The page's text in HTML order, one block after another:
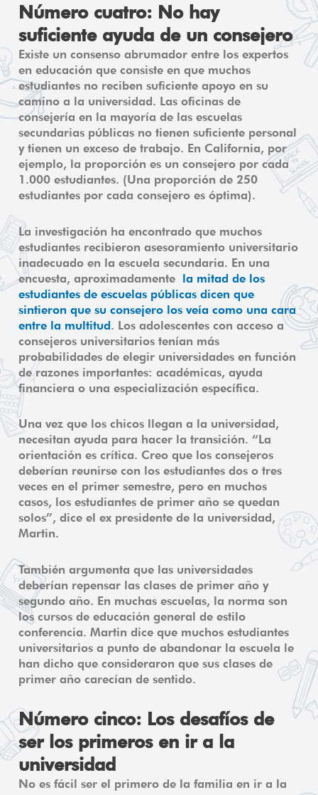
Número cuatro: No hay
suficiente ayuda de un consejero
Existe un consenso abrumador entre los expertos
en educación que consiste en que muchos
estudiantes no reciben suficiente apoyo en su
camino a la universidad. Las oficinas de
consejería en la mayoría de las escuelas
secundarias públicas no tienen suficiente personal
y tienen un exceso de trabajo. En California, por
ejemplo, la proporción es un consejero por cada
1.000 estudiantes. (Una proporción de 250
estudiantes por cada consejero es óptima).
La investigación ha encontrado que muchos
estudiantes recibieron asesoramiento universitario
inadecuado en la escuela secundaria. En una
encuesta, aproximadamente la mitad de los
estudiantes de escuelas públicas dicen que
sintieron que su consejero los veía como una cara
entre la multitud. Los adolescentes con acceso a
consejeros universitarios tenían más
probabilidades de elegir universidades en función
de razones importantes: académicas, ayuda
financiera o una especialización específica.
Una vez que los chicos llegan a la universidad,
necesitan ayuda para hacer la transición. “La
orientación es crítica. Creo que los consejeros
deberían reunirse con los estudiantes dos o tres
veces en el primer semestre, pero en muchos
casos, los estudiantes de primer año se quedan
solos”, dice el ex presidente de la universidad,
Martin.
También argumenta que las universidades
deberían repensar las clases de primer año y
segundo año. En muchas escuelas, la norma son
los cursos de educación general de estilo
conferencia. Martin dice que muchos estudiantes
universitarios a punto de abandonar la escuela le
han dicho que consideraron que sus clases de
primer año carecían de sentido.
Número cinco: Los desafíos de
ser los primeros en ir a la
universidad
No es fácil ser el primero de la familia en ir a la